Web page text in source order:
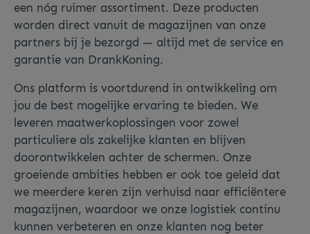
een nóg ruimer assortiment. Deze producten
worden direct vanuit de magazijnen van onze
partners bij je bezorgd — altijd met de service en
garantie van DrankKoning.
Ons platform is voortdurend in ontwikkeling om
jou de best mogelijke ervaring te bieden. We
leveren maatwerkoplossingen voor zowel
particuliere als zakelijke klanten en blijven
doorontwikkelen achter de schermen. Onze
groeiende ambities hebben er ook toe geleid dat
we meerdere keren zijn verhuisd naar efficiëntere
magazijnen, waardoor we onze logistiek continu
kunnen verbeteren en onze klanten nog beter